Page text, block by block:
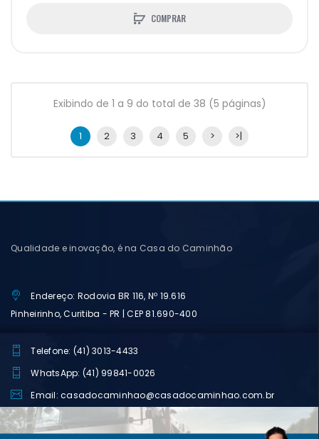
COMPRAR
Exibindo de 1 a 9 do total de 38 (5 páginas)
1 2 3 4 5 > >|
Qualidade e inovação, é na Casa do Caminhão
Endereço: Rodovia BR 116, Nº 19.616
Pinheirinho, Curitiba - PR | CEP 81.690-400
Telefone: (41) 3013-4433
WhatsApp: (41) 99841-0026
Email: casadocaminhao@casadocaminhao.com.br